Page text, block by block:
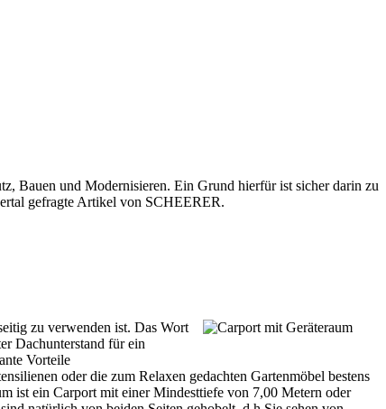
, Bauen und Modernisieren. Ein Grund hierfür ist sicher darin zu
gefragte Artikel von SCHEERER.
zu verwenden ist. Das Wort
Dachunterstand für ein
Vorteile
oder die zum Relaxen gedachten Gartenmöbel bestens
ist ein Carport mit einer Mindesttiefe von 7,00 Metern oder